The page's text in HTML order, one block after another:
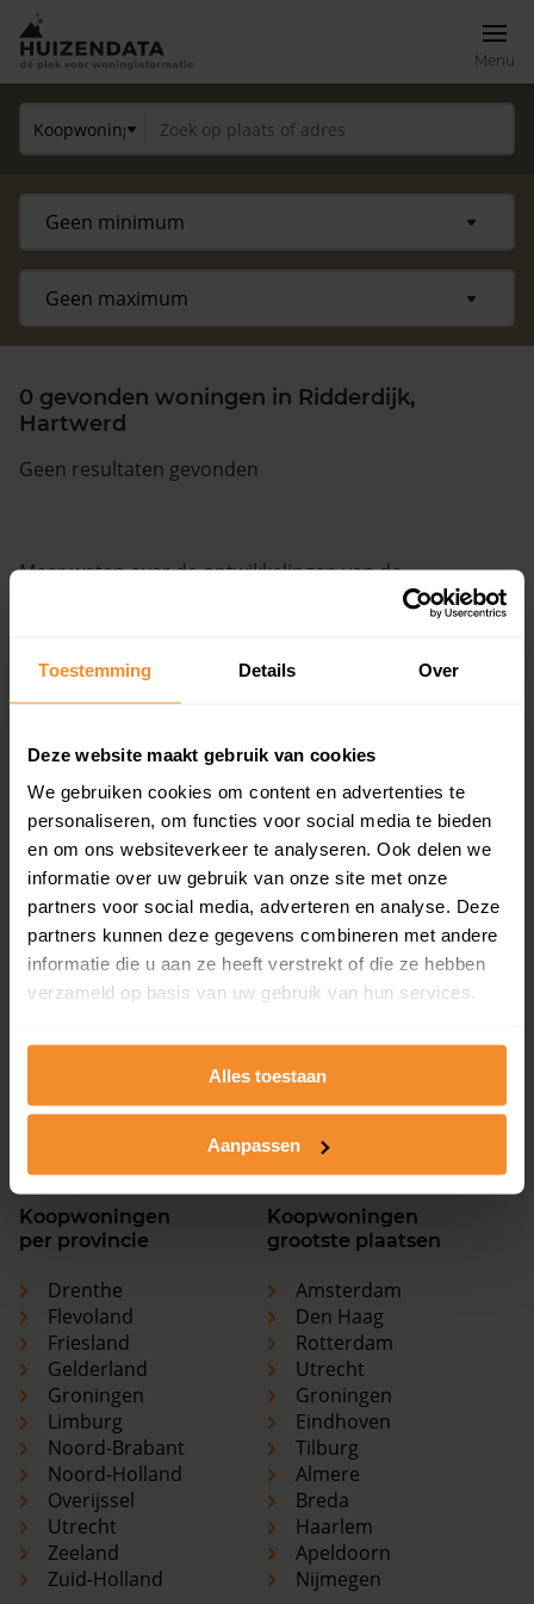
Toestemming Details Over
Deze website maakt gebruik van cookies
We gebruiken cookies om content en advertenties te
personaliseren, om functies voor social media te bieden
en om ons websiteverkeer te analyseren. Ook delen we
informatie over uw gebruik van onze site met onze
partners voor social media, adverteren en analyse. Deze
partners kunnen deze gegevens combineren met andere
informatie die u aan ze heeft verstrekt of die ze hebben
verzameld op basis van uw gebruik van hun services.
Alles toestaan
Aanpassen
Menu
Zoek een woning
Vragen? Neem contact met ons op
Maandag t/m vrijdag - 08:00 -18:00
0 gevonden woningen in Ridderdijk,
Hartwerd
Geen resultaten gevonden
Meer weten over de ontwikkelingen van de
huizenprijzen, woningwaarde en andere cijfers in deze
Ridderdijk.
+ Lees de volledige omschrijving
per provincie
Drenthe
Flevoland
Friesland
Gelderland
Groningen
Limburg
Noord-Brabant
Zeeland
woningmarkten
Amsterdam
Den Haag
Rotterdam
Utrecht
Groningen
Eindhoven
Tilburg
Haarlem
Apeldoorn
Nijmegen
Koopwoningen
per provincie
Drenthe
Flevoland
Friesland
Gelderland
Groningen
Limburg
Noord-Brabant
Noord-Holland
Overijssel
Utrecht
Zeeland
Zuid-Holland
Koopwoningen
grootste plaatsen
Amsterdam
Den Haag
Rotterdam
Utrecht
Groningen
Eindhoven
Tilburg
Almere
Breda
Haarlem
Apeldoorn
Nijmegen